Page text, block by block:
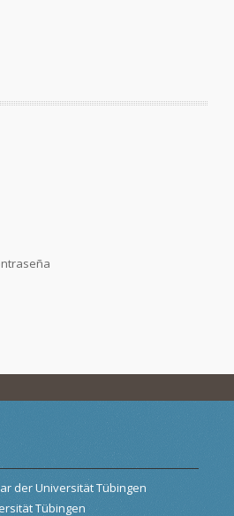
der Universität Tübingen
Tübingen